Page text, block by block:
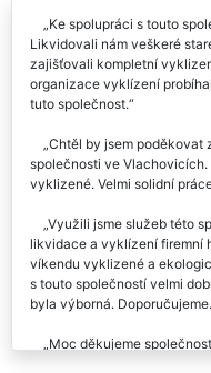
Ke spolupráci s touto
Likvidovali nám veškeré
zajišťovali kompletní
organizace vyklízení
tuto společnost.
Chtěl by jsem poděkovat
společnosti ve
vyklizené. Velmi solidní
Využili jsme služeb této
likvidace a vyklízení firemní
víkendu vyklizené a
s touto společností velmi
byla výborná. Doporučujeme.
Moc děkujeme